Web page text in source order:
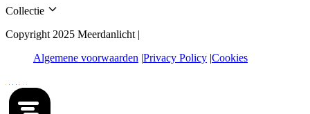
Collectie
Copyright 2025 Meerdanlicht |
Algemene voorwaarden Privacy Policy Cookies